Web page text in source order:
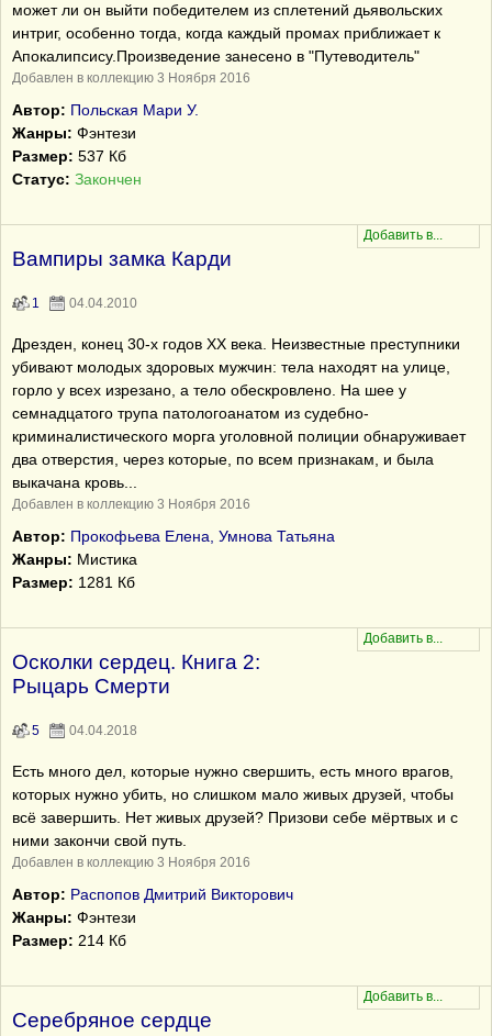
может ли он выйти победителем из сплетений дьявольских
интриг, особенно тогда, когда каждый промах приближает к
Апокалипсису.Произведение занесено в "Путеводитель"
Добавлен в коллекцию 3 Ноября 2016
Автор: Польская Мари У.
Жанры: Фэнтези
Размер: 537 Кб
Статус: Закончен
Вампиры замка Карди
1 04.04.2010
Дрезден, конец 30-х годов ХХ века. Неизвестные преступники
убивают молодых здоровых мужчин: тела находят на улице,
горло у всех изрезано, а тело обескровлено. На шее у
семнадцатого трупа патологоанатом из судебно-
криминалистического морга уголовной полиции обнаруживает
два отверстия, через которые, по всем признакам, и была
выкачана кровь...
Добавлен в коллекцию 3 Ноября 2016
Автор: Прокофьева Елена, Умнова Татьяна
Жанры: Мистика
Размер: 1281 Кб
Осколки сердец. Книга 2:
Рыцарь Смерти
5 04.04.2018
Есть много дел, которые нужно свершить, есть много врагов,
которых нужно убить, но слишком мало живых друзей, чтобы
всё завершить. Нет живых друзей? Призови себе мёртвых и с
ними закончи свой путь.
Добавлен в коллекцию 3 Ноября 2016
Автор: Распопов Дмитрий Викторович
Жанры: Фэнтези
Размер: 214 Кб
Серебряное сердце